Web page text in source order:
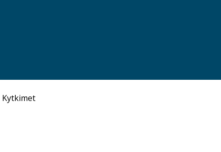
Kytkimet